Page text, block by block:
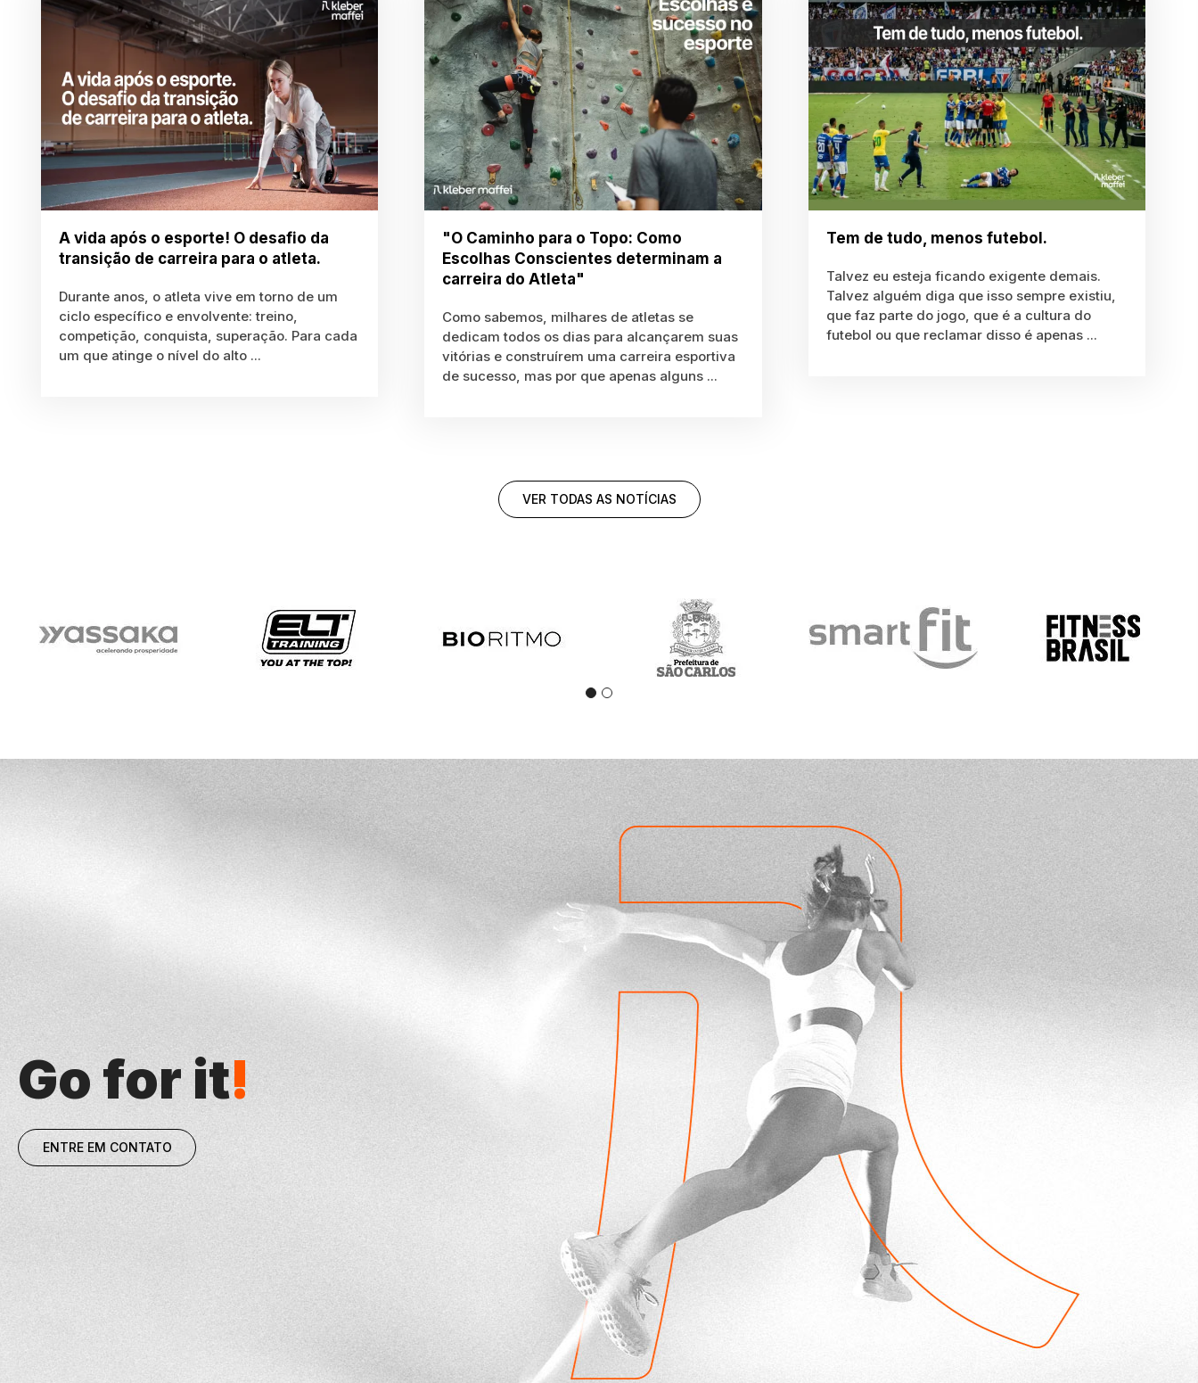
A vida após o esporte! O desafio da
transição de carreira para o atleta.
Durante anos, o atleta vive em torno de um
ciclo específico e envolvente: treino,
competição, conquista, superação. Para cada
um que atinge o nível do alto ...
"O Caminho para o Topo: Como
Escolhas Conscientes determinam a
carreira do Atleta"
Como sabemos, milhares de atletas se
dedicam todos os dias para alcançarem suas
vitórias e construírem uma carreira esportiva
de sucesso, mas por que apenas alguns ...
Tem de tudo, menos futebol.
Talvez eu esteja ficando exigente demais.
Talvez alguém diga que isso sempre existiu,
que faz parte do jogo, que é a cultura do
futebol ou que reclamar disso é apenas ...
VER TODAS AS NOTÍCIAS
Go for it!
ENTRE EM CONTATO